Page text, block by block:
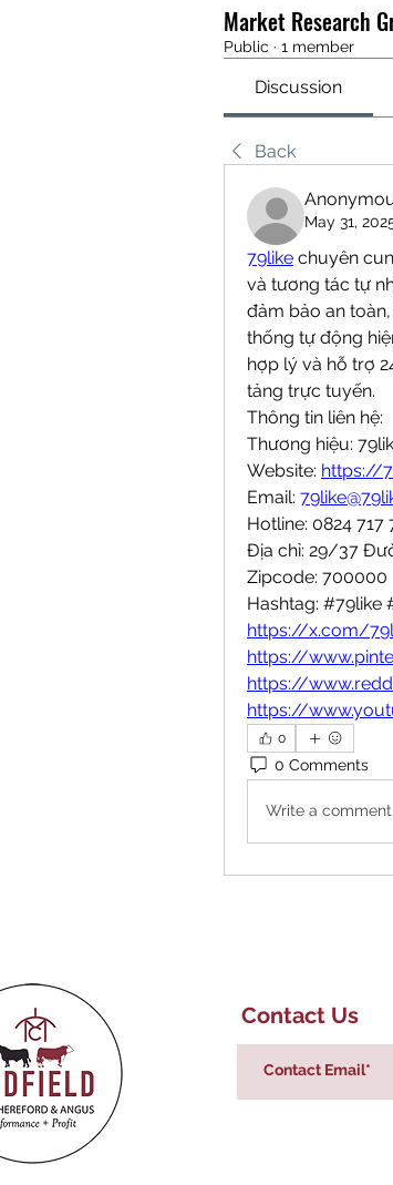
Market Research
Public · 1 member
Discussion
Back
May 31,
79like chuyên
và tương tác tự
đảm bảo an
thống tự động
hợp lý và hỗ trợ
tảng trực tuyến.
Thông tin liên hệ:
Thương hiệu:
Website: https://
Email:
Hotline: 0824 717
Địa chỉ: 29/37
Zipcode: 700000
Hashtag:
https://x.com/
https://
https://
https://
0
0 Comments
Write a
Contact Us